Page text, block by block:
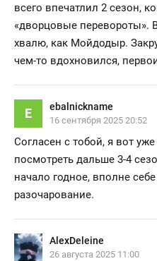
всего впечатлил 2 сезон,
«дворцовые перевороты».
хвалю, как Мойдодыр.
чем-то вдохновился,
E ebalnickname
16 сентября 2025 20:52
Согласен с тобой, я вот
посмотреть дальше 3-4
начало годное, вполне
разочарование.
AlexDeleine
26 августа 2025 11:00